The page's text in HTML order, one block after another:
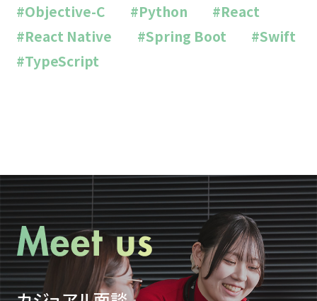
#Objective-C
#Python
#React
#React Native
#Spring Boot
#Swift
#TypeScript